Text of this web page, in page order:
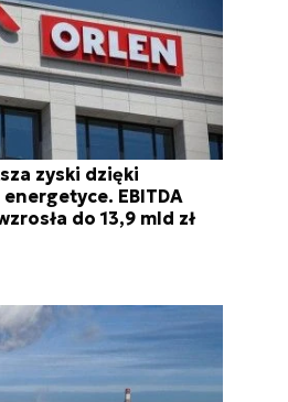
zyski dzięki
EBITDA
do 13,9 mld zł